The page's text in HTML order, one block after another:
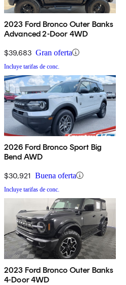
2023 Ford Bronco Outer Banks
Advanced 2-Door 4WD
$39,683 Gran oferta
Incluye tarifas de conc.
2026 Ford Bronco Sport Big
Bend AWD
$30,921 Buena oferta
Incluye tarifas de conc.
2023 Ford Bronco Outer Banks
4-Door 4WD